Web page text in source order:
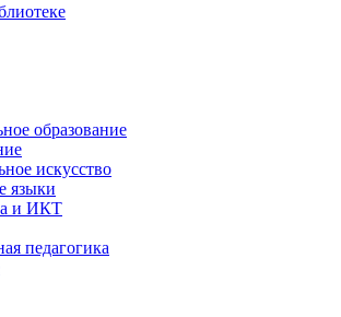
образование
искусство
языки
и ИКТ
педагогика